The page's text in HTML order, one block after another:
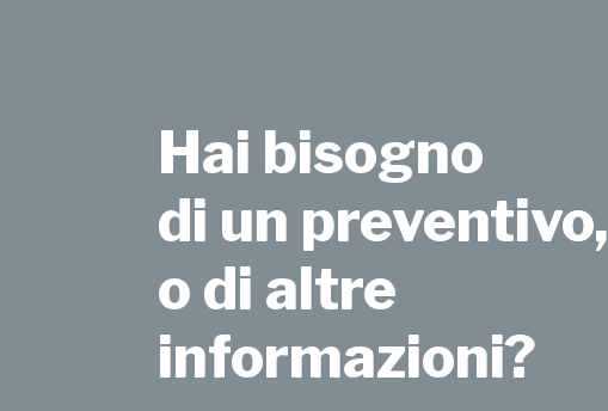
Hai bisogno
di un preventivo,
o di altre
informazioni?